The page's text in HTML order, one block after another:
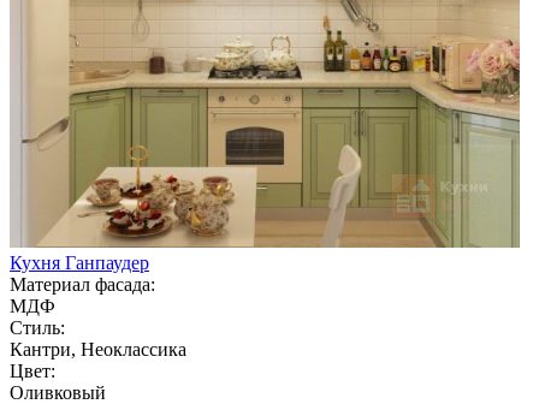
Кухня Ганпаудер
Материал фасада:
МДФ
Стиль:
Кантри, Неоклассика
Цвет:
Оливковый